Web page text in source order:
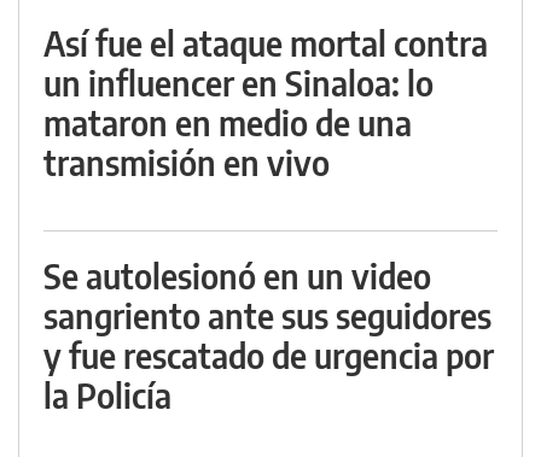
Así fue el ataque mortal contra
un influencer en Sinaloa: lo
mataron en medio de una
transmisión en vivo
Se autolesionó en un video
sangriento ante sus seguidores
y fue rescatado de urgencia por
la Policía